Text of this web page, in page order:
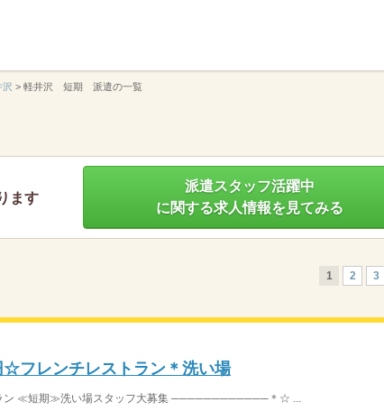
沢 > 軽井沢 短期 派遣の一覧
ます
派遣スタッフ活躍中
に関する求人情報を見てみる
1 2 3
フレンチレストラン＊洗い場
ン ≪短期≫洗い場スタッフ大募集 ────────────＊☆ ...